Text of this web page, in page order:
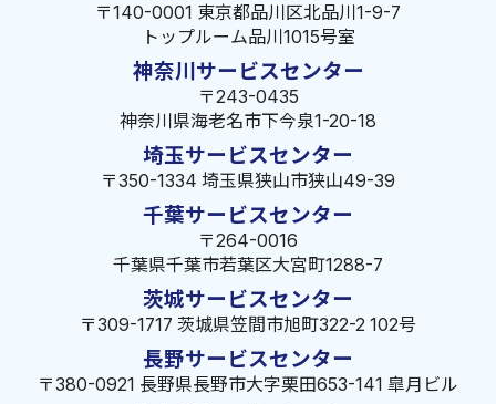
〒140-0001 東京都品川区北品川1-9-7
トップルーム品川1015号室
神奈川サービスセンター
〒243-0435
神奈川県海老名市下今泉1-20-18
埼玉サービスセンター
〒350-1334 埼玉県狭山市狭山49-39
千葉サービスセンター
〒264-0016
千葉県千葉市若葉区大宮町1288-7
茨城サービスセンター
〒309-1717 茨城県笠間市旭町322-2 102号
長野サービスセンター
〒380-0921 長野県長野市大字栗田653-141 皐月ビル